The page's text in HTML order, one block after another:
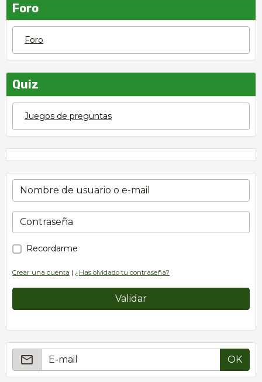
Foro
Foro
Quiz
Juegos de preguntas
Recordarme
Crear una cuenta | ¿Has olvidado tu contraseña?
Validar
OK